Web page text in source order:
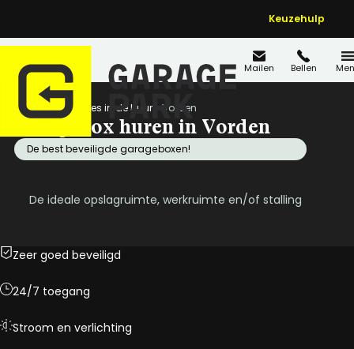
Keuzehulp
Mailen Bellen
Home Locaties in de buurt Vorden
Garagebox huren in Vorden
De best beveiligde garageboxen!
De ideale opslagruimte, werkruimte en/of stalling
Zeer goed beveiligd
24/7 toegang
Stroom en verlichting